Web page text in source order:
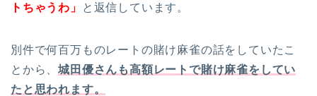
トちゃうわ」
と返信しています。
別件で何百万ものレートの賭け麻雀の話をしていたこ
とから、城田優さんも高額レートで賭け麻雀をしてい
たと思われます。